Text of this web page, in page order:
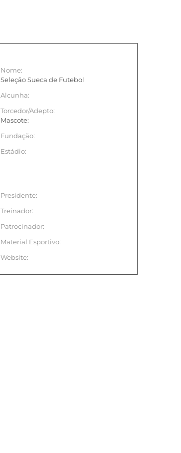
Nome:
Seleção Sueca de Futebol
Alcunha:
Torcedor/Adepto:
Mascote:
Fundação:
Estádio:
Presidente:
Treinador:
Patrocinador:
Material Esportivo:
Website: